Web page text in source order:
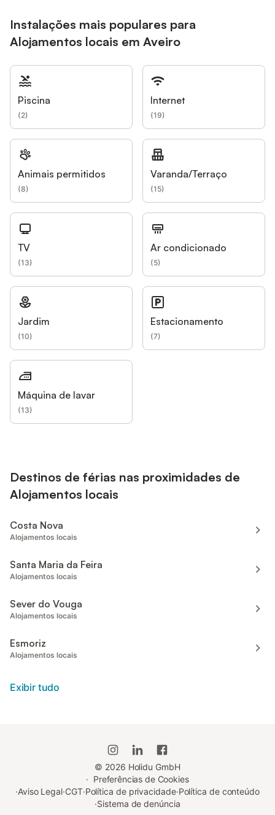
Instalações mais populares para
Alojamentos locais em Aveiro
Piscina
(2)
Internet
(19)
Animais permitidos
(8)
Varanda/Terraço
(15)
TV
(13)
Ar condicionado
(5)
Jardim
(10)
Estacionamento
(7)
Máquina de lavar
(13)
Destinos de férias nas proximidades de
Alojamentos locais
Costa Nova
Alojamentos locais
Santa Maria da Feira
Alojamentos locais
Sever do Vouga
Alojamentos locais
Esmoriz
Alojamentos locais
Exibir tudo
© 2026 Holidu GmbH
· Preferências de Cookies
·Aviso Legal·CGT·Política de privacidade·Política de conteúdo
·Sistema de denúncia